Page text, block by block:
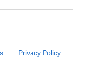
Privacy Policy
εργασίες της
ΟΟΣΑ, που